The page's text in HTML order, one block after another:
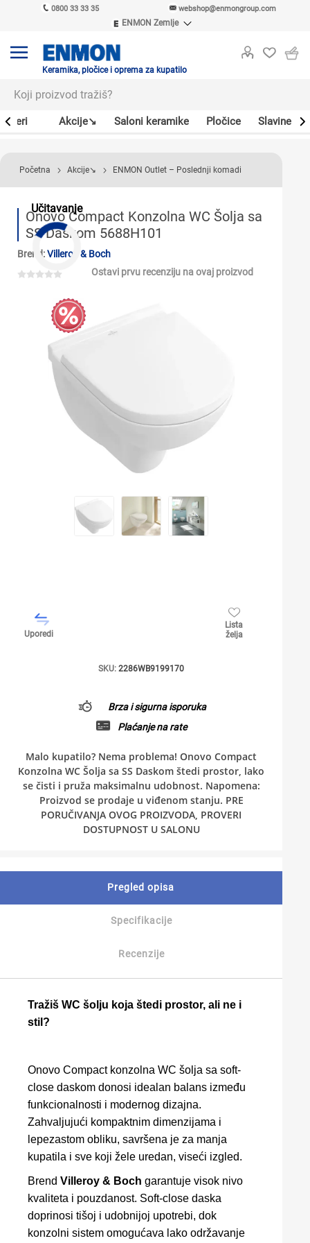
0800 33 33 35 webshop@enmongroup.com
ENMON Zemlje
ENMON MKD
Keramika, pločice i oprema za kupatilo
Akcije↘ Saloni keramike Pločice Slavine
Učitavanje
Početna Akcije↘ ENMON Outlet – Poslednji komadi
Onovo Compact Konzolna WC Šolja sa
SS Daskom 5688H101
Brend:Villeroy & Boch
Ostavi prvu recenziju na ovaj proizvod
Uporedi
Lista
želja
SKU: 2286WB9199170
Brza i sigurna isporuka
Plaćanje na rate
Malo kupatilo? Nema problema! Onovo Compact
Konzolna WC Šolja sa SS Daskom štedi prostor, lako
se čisti i pruža maksimalnu udobnost. Napomena:
Proizvod se prodaje u viđenom stanju. PRE
PORUČIVANJA OVOG PROIZVODA, PROVERI
DOSTUPNOST U SALONU
Pregled opisa
Specifikacije
Recenzije
Tražiš WC šolju koja štedi prostor, ali ne i
stil?
Onovo Compact konzolna WC šolja sa soft-
close daskom donosi idealan balans između
funkcionalnosti i modernog dizajna.
Zahvaljujući kompaktnim dimenzijama i
lepezastom obliku, savršena je za manja
kupatila i sve koji žele uredan, viseći izgled.
Brend Villeroy & Boch garantuje visok nivo
kvaliteta i pouzdanost. Soft-close daska
doprinosi tišoj i udobnijoj upotrebi, dok
konzolni sistem omogućava lako održavanje